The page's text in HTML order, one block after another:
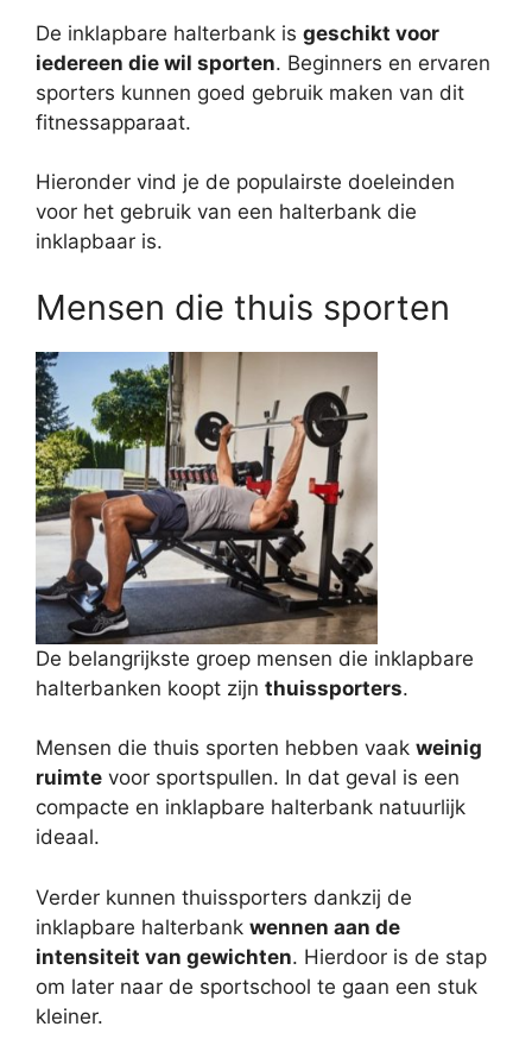
De inklapbare halterbank is geschikt voor
iedereen die wil sporten. Beginners en ervaren
sporters kunnen goed gebruik maken van dit
fitnessapparaat.
Hieronder vind je de populairste doeleinden
voor het gebruik van een halterbank die
inklapbaar is.
Mensen die thuis sporten
De belangrijkste groep mensen die inklapbare
halterbanken koopt zijn thuissporters.
Mensen die thuis sporten hebben vaak weinig
ruimte voor sportspullen. In dat geval is een
compacte en inklapbare halterbank natuurlijk
ideaal.
Verder kunnen thuissporters dankzij de
inklapbare halterbank wennen aan de
intensiteit van gewichten. Hierdoor is de stap
om later naar de sportschool te gaan een stuk
kleiner.